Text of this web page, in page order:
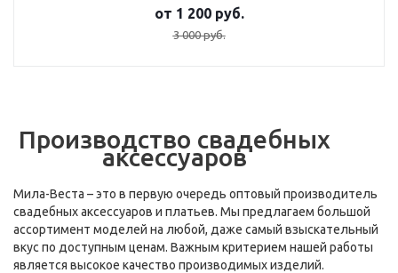
от 1 200руб.
3 000руб.
Производство свадебных
аксессуаров
Мила-Веста – это в первую очередь оптовый производитель
свадебных аксессуаров и платьев. Мы предлагаем большой
ассортимент моделей на любой, даже самый взыскательный
вкус по доступным ценам. Важным критерием нашей работы
является высокое качество производимых изделий.